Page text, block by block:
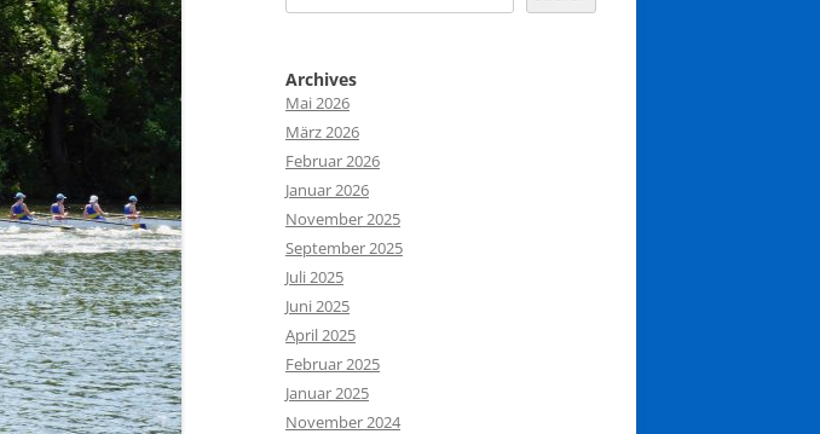
Archives
Mai 2026
März 2026
Februar 2026
Januar 2026
November 2025
September 2025
Juli 2025
Juni 2025
April 2025
Februar 2025
Januar 2025
November 2024